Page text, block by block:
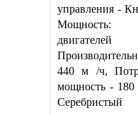
управления -
Мощность:
440 м /ч,
мощность -
Серебристый